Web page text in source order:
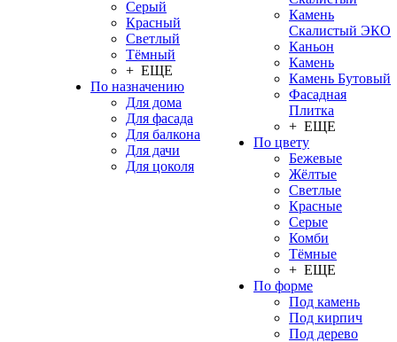
Серый
Красный
Светлый
Тёмный
+ ЕЩЕ
По назначению
Для дома
Для фасада
Для балкона
Для дачи
Для цоколя
Камень
Скалистый ЭКО
Каньон
Камень
Камень Бутовый
Фасадная
Плитка
+ ЕЩЕ
По цвету
Бежевые
Жёлтые
Светлые
Красные
Серые
Комби
Тёмные
+ ЕЩЕ
По форме
Под камень
Под кирпич
Под дерево